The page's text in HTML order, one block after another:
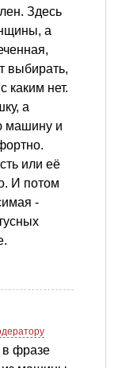
Здесь
а
выбирать,
каким нет.
а
машину и
или её
И потом
-
в фразе